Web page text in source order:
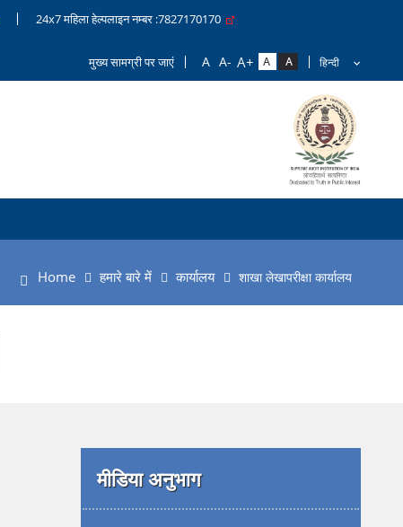
24x7 महिला हेल्पलाइन नम्बर :7827170170
मुख्य सामग्री पर जाएं
Home हमारे बारे में कार्यालय शाखा लेखापरीक्षा कार्यालय
मीडिया अनुभाग